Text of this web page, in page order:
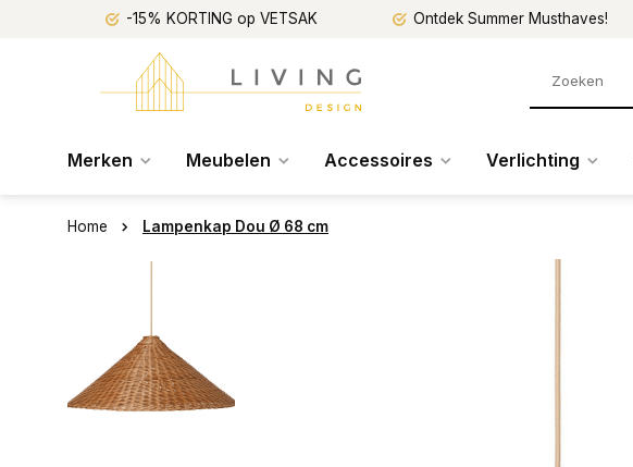
-15% KORTING op VETSAK Ontdek Summer Musthaves!
Merken Meubelen Accessoires Verlichting
Home Lampenkap Dou Ø 68 cm